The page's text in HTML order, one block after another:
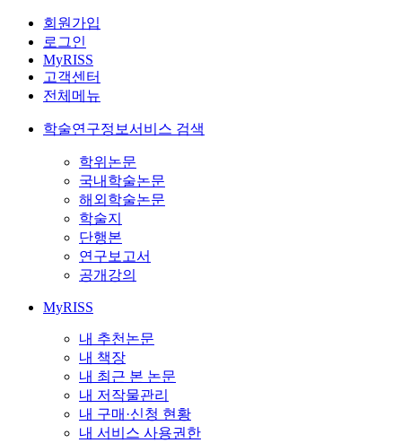
회원가입
로그인
MyRISS
고객센터
전체메뉴
학술연구정보서비스 검색
학위논문
국내학술논문
해외학술논문
학술지
단행본
연구보고서
공개강의
MyRISS
내 추천논문
내 책장
내 최근 본 논문
내 저작물관리
내 구매·신청 현황
내 서비스 사용권한